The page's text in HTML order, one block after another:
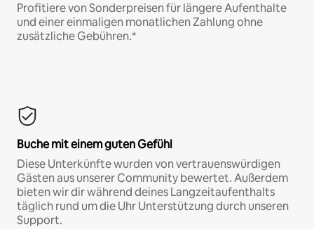
Profitiere von Sonderpreisen für längere Aufenthalte
und einer einmaligen monatlichen Zahlung ohne
zusätzliche Gebühren.*
Buche mit einem guten Gefühl
Diese Unterkünfte wurden von vertrauenswürdigen
Gästen aus unserer Community bewertet. Außerdem
bieten wir dir während deines Langzeitaufenthalts
täglich rund um die Uhr Unterstützung durch unseren
Support.